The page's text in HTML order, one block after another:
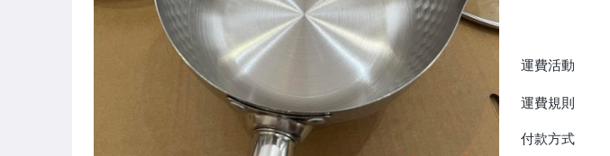
運費活動
運費規則
付款方式